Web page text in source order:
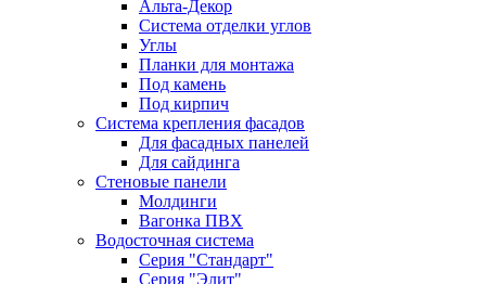
Альта-Декор
Система отделки углов
Углы
Планки для монтажа
Под камень
Под кирпич
Система крепления фасадов
Для фасадных панелей
Для сайдинга
Стеновые панели
Молдинги
Вагонка ПВХ
Водосточная система
Серия "Стандарт"
Серия "Элит"